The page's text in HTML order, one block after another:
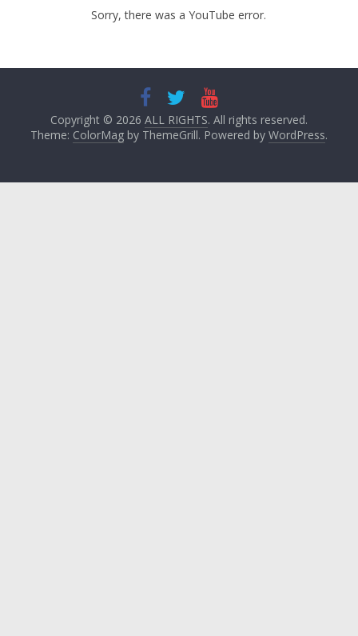
Sorry, there was a YouTube error.
Copyright © 2026 ALL RIGHTS. All rights reserved.
Theme: ColorMagby ThemeGrill. Powered by WordPress.